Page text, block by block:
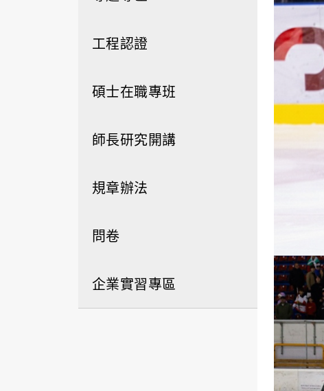
工程認證
碩士在職專班
師長研究開講
規章辦法
問卷
企業實習專區